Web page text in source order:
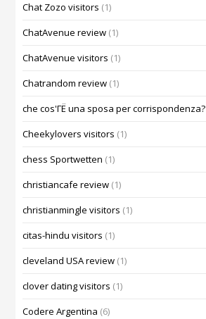
Chat Zozo visitors (1)
ChatAvenue review (1)
ChatAvenue visitors (1)
Chatrandom review (1)
che cos'ГЁ una sposa per corrispondenza?
Cheekylovers visitors (1)
chess Sportwetten (1)
christiancafe review (1)
christianmingle visitors (1)
citas-hindu visitors (1)
cleveland USA review (1)
clover dating visitors (1)
Codere Argentina (6)